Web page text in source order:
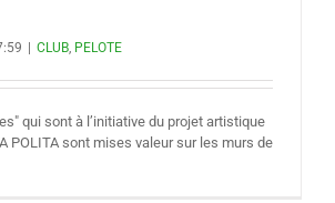
| CLUB PELOTE
qui sont à l’initiative du projet artistique
POLITA sont mises valeur sur les murs de